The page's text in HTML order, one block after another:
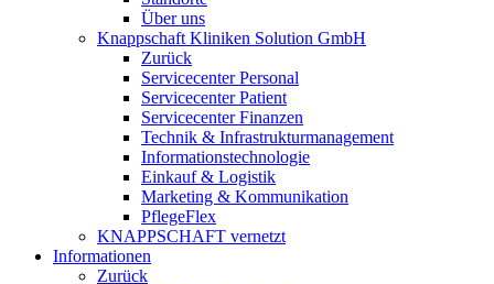
Über uns
Knappschaft Kliniken Solution GmbH
Zurück
Servicecenter Personal
Servicecenter Patient
Servicecenter Finanzen
Technik & Infrastrukturmanagement
Informationstechnologie
Einkauf & Logistik
Marketing & Kommunikation
PflegeFlex
KNAPPSCHAFT vernetzt
Informationen
Zurück